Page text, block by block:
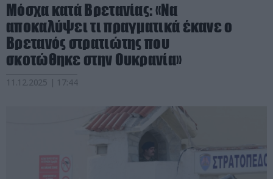
Μόσχα κατά Βρετανίας: «Να
αποκαλύψει τι πραγματικά έκανε ο
Βρετανός στρατιώτης που
σκοτώθηκε στην Ουκρανία»
11.12.2025 | 17:44